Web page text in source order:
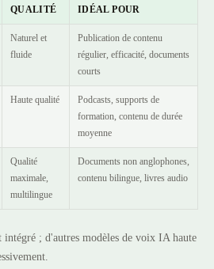
QUALITÉ IDÉAL POUR
Naturel et
fluide
Publication de contenu
régulier, efficacité, documents
courts
Haute qualité
Podcasts, supports de
formation, contenu de durée
moyenne
Qualité
maximale,
multilingue
Documents non anglophones,
contenu bilingue, livres audio
intégré ; d'autres modèles de voix IA haute